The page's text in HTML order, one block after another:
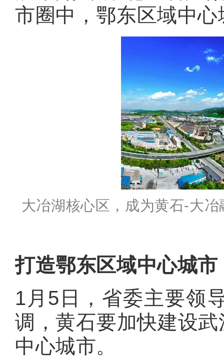
市圈中，鄂东区域中
大冶湖核心区，成为黄石-大
打造鄂东区域中心城市
1月5日，省委主要领
调，黄石要加快建设
中心城市。